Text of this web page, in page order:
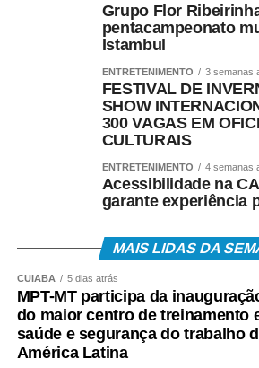
Grupo Flor
pentacampeonato
Istambul
ENTRETENIMENTO 3 semanas
FESTIVAL DE
SHOW
300 VAGAS EM
CULTURAIS
ENTRETENIMENTO 4 semanas
Acessibilidade na
garante experiência
MAIS LIDAS DA
CUIABÁ 5 dias atrás
MPT-MT participa da
do maior centro de treinamento
saúde e segurança do trabalho
América Latina